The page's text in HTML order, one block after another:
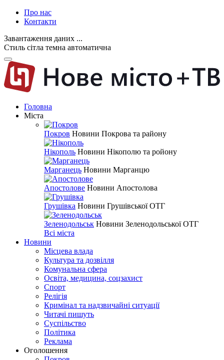
Про нас
Контакти
Завантаження даних ...
Стиль сітла темна автоматична
Головна
Міста
Покров Новини Покрова та району
Нікополь Новини Нікополю та ройону
Марганець Новини Марганцю
Апостолове Новини Апостолова
Грушівка Новини Грушівської ОТГ
Зеленодольськ Новини Зеленодольської ОТГ
Всі міста
Новини
Місцева влада
Культура та дозвілля
Комунальна сфера
Освіта, медицина, соцзахист
Спорт
Релігія
Кримінал та надзвичайні ситуації
Читачі пишуть
Суспільство
Політика
Реклама
Оголошення